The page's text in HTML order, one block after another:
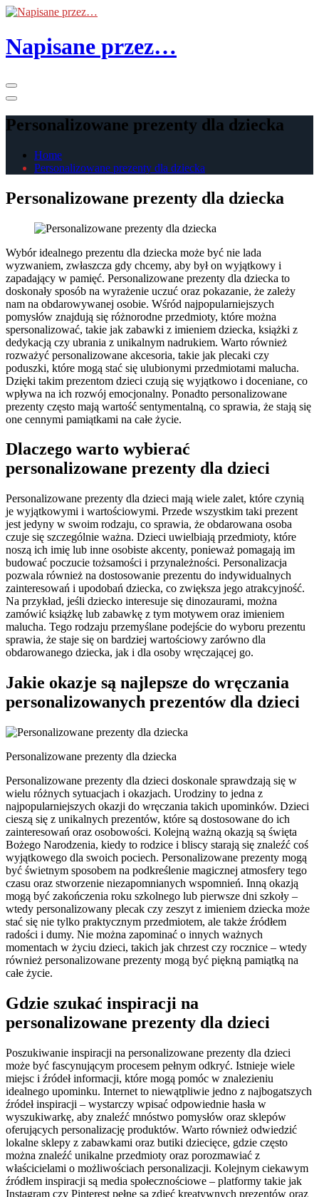
Skip
the
content
Napisane przez…
Personalizowane prezenty dla dziecka
Home
Personalizowane prezenty dla dziecka
Personalizowane prezenty dla dziecka
Wybór idealnego prezentu dla dziecka może być nie lada
wyzwaniem, zwłaszcza gdy chcemy, aby był on wyjątkowy i
zapadający w pamięć. Personalizowane prezenty dla dziecka to
doskonały sposób na wyrażenie uczuć oraz pokazanie, że zależy
nam na obdarowywanej osobie. Wśród najpopularniejszych
pomysłów znajdują się różnorodne przedmioty, które można
spersonalizować, takie jak zabawki z imieniem dziecka, książki z
dedykacją czy ubrania z unikalnym nadrukiem. Warto również
rozważyć personalizowane akcesoria, takie jak plecaki czy
poduszki, które mogą stać się ulubionymi przedmiotami malucha.
Dzięki takim prezentom dzieci czują się wyjątkowo i doceniane, co
wpływa na ich rozwój emocjonalny. Ponadto personalizowane
prezenty często mają wartość sentymentalną, co sprawia, że stają się
one cennymi pamiątkami na całe życie.
Dlaczego warto wybierać
personalizowane prezenty dla dzieci
Personalizowane prezenty dla dzieci mają wiele zalet, które czynią
je wyjątkowymi i wartościowymi. Przede wszystkim taki prezent
jest jedyny w swoim rodzaju, co sprawia, że obdarowana osoba
czuje się szczególnie ważna. Dzieci uwielbiają przedmioty, które
noszą ich imię lub inne osobiste akcenty, ponieważ pomagają im
budować poczucie tożsamości i przynależności. Personalizacja
pozwala również na dostosowanie prezentu do indywidualnych
zainteresowań i upodobań dziecka, co zwiększa jego atrakcyjność.
Na przykład, jeśli dziecko interesuje się dinozaurami, można
zamówić książkę lub zabawkę z tym motywem oraz imieniem
malucha. Tego rodzaju przemyślane podejście do wyboru prezentu
sprawia, że staje się on bardziej wartościowy zarówno dla
obdarowanego dziecka, jak i dla osoby wręczającej go.
Jakie okazje są najlepsze do wręczania
personalizowanych prezentów dla dzieci
Personalizowane prezenty dla dziecka
Personalizowane prezenty dla dzieci doskonale sprawdzają się w
wielu różnych sytuacjach i okazjach. Urodziny to jedna z
najpopularniejszych okazji do wręczania takich upominków. Dzieci
cieszą się z unikalnych prezentów, które są dostosowane do ich
zainteresowań oraz osobowości. Kolejną ważną okazją są święta
Bożego Narodzenia, kiedy to rodzice i bliscy starają się znaleźć coś
wyjątkowego dla swoich pociech. Personalizowane prezenty mogą
być świetnym sposobem na podkreślenie magicznej atmosfery tego
czasu oraz stworzenie niezapomnianych wspomnień. Inną okazją
mogą być zakończenia roku szkolnego lub pierwsze dni szkoły –
wtedy personalizowany plecak czy zeszyt z imieniem dziecka może
stać się nie tylko praktycznym przedmiotem, ale także źródłem
radości i dumy. Nie można zapominać o innych ważnych
momentach w życiu dzieci, takich jak chrzest czy rocznice – wtedy
również personalizowane prezenty mogą być piękną pamiątką na
całe życie.
Gdzie szukać inspiracji na
personalizowane prezenty dla dzieci
Poszukiwanie inspiracji na personalizowane prezenty dla dzieci
może być fascynującym procesem pełnym odkryć. Istnieje wiele
miejsc i źródeł informacji, które mogą pomóc w znalezieniu
idealnego upominku. Internet to niewątpliwie jedno z najbogatszych
źródeł inspiracji – wystarczy wpisać odpowiednie hasła w
wyszukiwarkę, aby znaleźć mnóstwo pomysłów oraz sklepów
oferujących personalizację produktów. Warto również odwiedzić
lokalne sklepy z zabawkami oraz butiki dziecięce, gdzie często
można znaleźć unikalne przedmioty oraz porozmawiać z
właścicielami o możliwościach personalizacji. Kolejnym ciekawym
źródłem inspiracji są media społecznościowe – platformy takie jak
Instagram czy Pinterest pełne są zdjęć kreatywnych prezentów oraz